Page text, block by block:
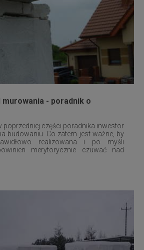
- poradnik o
części poradnika inwestor
budowaniu. Co zatem jest ważne, by
realizowana i po myśli
merytorycznie czuwać nad